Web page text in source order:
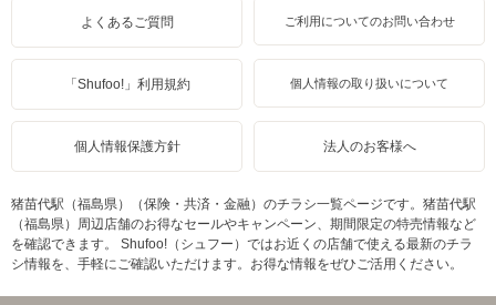
よくあるご質問 ご利用についてのお問い合わせ
「Shufoo!」利用規約 個人情報の取り扱いについて
個人情報保護方針 法人のお客様へ
猪苗代駅（福島県）（保険・共済・金融）のチラシ一覧ページです。猪苗代駅
（福島県）周辺店舗のお得なセールやキャンペーン、期間限定の特売情報など
を確認できます。 Shufoo!（シュフー）ではお近くの店舗で使える最新のチラ
シ情報を、手軽にご確認いただけます。お得な情報をぜひご活用ください。